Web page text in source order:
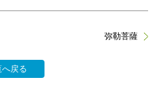
へ戻る
弥勒菩薩